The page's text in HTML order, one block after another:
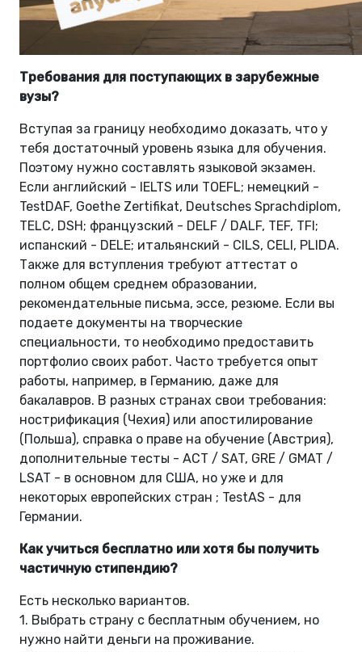
Требования для поступающих в зарубежные
вузы?
Вступая за границу необходимо доказать, что у
тебя достаточный уровень языка для обучения.
Поэтому нужно составлять языковой экзамен.
Если английский - IELTS или TOEFL; немецкий -
TestDAF, Goethe Zertifikat, Deutsches Sprachdiplom,
TELC, DSH; французский - DELF / DALF, TEF, TFI;
испанский - DELE; итальянский - CILS, CELI, PLIDA.
Также для вступления требуют аттестат о
полном общем среднем образовании,
рекомендательные письма, эссе, резюме. Если вы
подаете документы на творческие
специальности, то необходимо предоставить
портфолио своих работ. Часто требуется опыт
работы, например, в Германию, даже для
бакалавров. В разных странах свои требования:
нострификация (Чехия) или апостилирование
(Польша), справка о праве на обучение (Австрия),
дополнительные тесты - ACT / SAT, GRE / GMAT /
LSAT - в основном для США, но уже и для
некоторых европейских стран ; TestAS - для
Германии.
Как учиться бесплатно или хотя бы получить
частичную стипендию?
Есть несколько вариантов.
1. Выбрать страну с бесплатным обучением, но
нужно найти деньги на проживание.